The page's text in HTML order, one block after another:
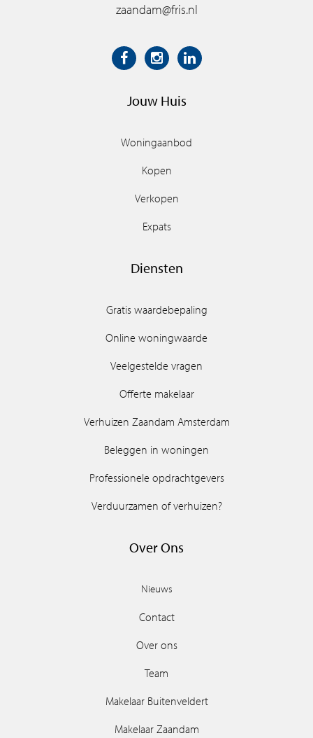
zaandam@fris.nl
Jouw Huis
Woningaanbod
Kopen
Verkopen
Expats
Diensten
Gratis waardebepaling
Online woningwaarde
Veelgestelde vragen
Offerte makelaar
Verhuizen Zaandam Amsterdam
Beleggen in woningen
Professionele opdrachtgevers
Verduurzamen of verhuizen?
Over Ons
Nieuws
Contact
Over ons
Team
Makelaar Buitenveldert
Makelaar Zaandam